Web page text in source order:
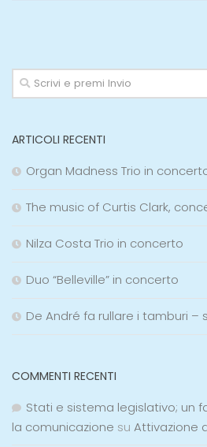
ARTICOLI RECENTI
Organ Madness Trio in
The music of Curtis Clark,
Nilza Costa Trio in concerto
Duo “Belleville” in concerto
De André fa rullare i tamburi
COMMENTI RECENTI
Stati e sistema legislativo; un
la comunicazione su Attivazione